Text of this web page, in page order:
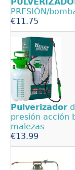
PRESIÓN/
€11.75
Pulverizador
presión acción
malezas
€13.99